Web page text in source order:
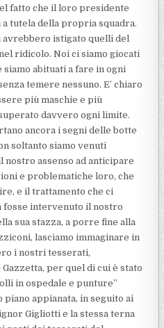
fatto che il loro presidente
tutela della propria squadra.
istigato quelli del
ridicolo. Noi ci siamo giocati
abituati a fare in ogni
temere nessuno. E’ chiaro
più maschie e più
davvero ogni limite.
ancora i segni delle botte
soltanto siamo venuti
nostro assenso ad anticipare
e problematiche loro, che
e il trattamento che ci
fosse intervenuto il nostro
sua stazza, a porre fine alla
lasciamo immaginare in
i nostri tesserati,
per quel di cui è stato
in ospedale e punture”
appianata, in seguito ai
Gigliotti e la stessa terna